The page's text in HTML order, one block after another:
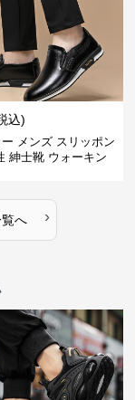
込)
メンズ スリッポン
紳士靴 ウォーキン
へ ›